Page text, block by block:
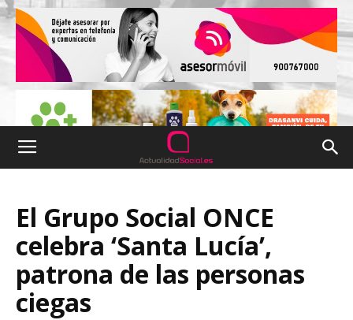
El Grupo Social ONCE
celebra ‘Santa Lucía’,
patrona de las personas
ciegas